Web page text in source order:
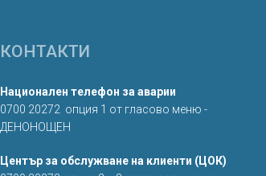
КОНТАКТИ
Национален телефон за аварии
0700 20272 опция 1 от гласово меню -
ДЕНОНОЩЕН
Център за обслужване на клиенти (ЦОК)